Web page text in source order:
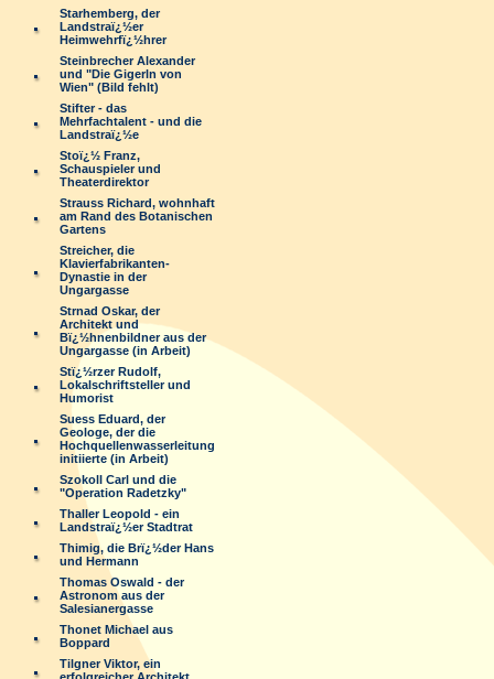
Starhemberg, der
Landstraï¿½er
Heimwehrfï¿½hrer
Steinbrecher Alexander
und "Die Gigerln von
Wien" (Bild fehlt)
Stifter - das
Mehrfachtalent - und die
Landstraï¿½e
Stoï¿½ Franz,
Schauspieler und
Theaterdirektor
Strauss Richard, wohnhaft
am Rand des Botanischen
Gartens
Streicher, die
Klavierfabrikanten-
Dynastie in der
Ungargasse
Strnad Oskar, der
Architekt und
Bï¿½hnenbildner aus der
Ungargasse (in Arbeit)
Stï¿½rzer Rudolf,
Lokalschriftsteller und
Humorist
Suess Eduard, der
Geologe, der die
Hochquellenwasserleitung
initiierte (in Arbeit)
Szokoll Carl und die
"Operation Radetzky"
Thaller Leopold - ein
Landstraï¿½er Stadtrat
Thimig, die Brï¿½der Hans
und Hermann
Thomas Oswald - der
Astronom aus der
Salesianergasse
Thonet Michael aus
Boppard
Tilgner Viktor, ein